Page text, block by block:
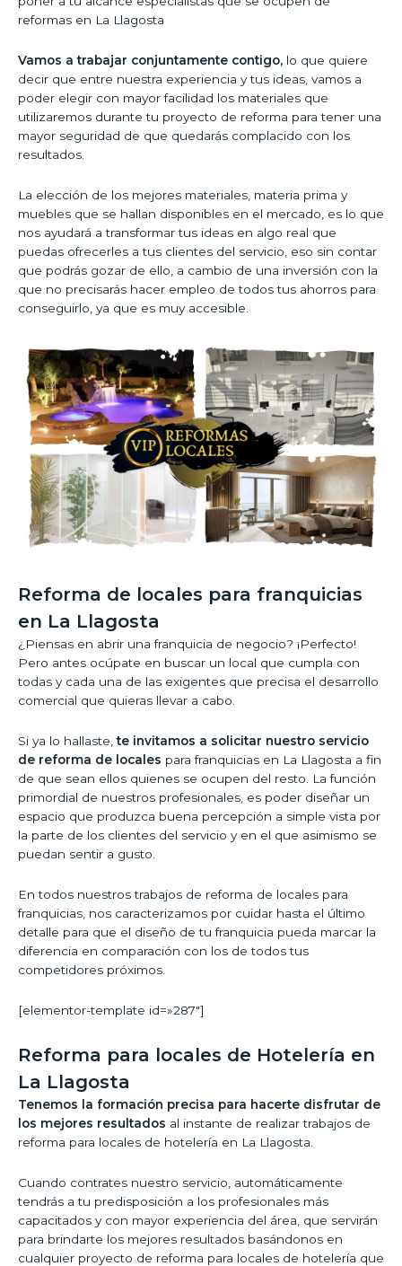
reformas en La Llagosta
Vamos a trabajar conjuntamente contigo, lo que quiere
decir que entre nuestra experiencia y tus ideas, vamos a
poder elegir con mayor facilidad los materiales que
utilizaremos durante tu proyecto de reforma para tener una
mayor seguridad de que quedarás complacido con los
resultados.
La elección de los mejores materiales, materia prima y
muebles que se hallan disponibles en el mercado, es lo que
nos ayudará a transformar tus ideas en algo real que
puedas ofrecerles a tus clientes del servicio, eso sin contar
que podrás gozar de ello, a cambio de una inversión con la
que no precisarás hacer empleo de todos tus ahorros para
conseguirlo, ya que es muy accesible.
Reforma de locales para franquicias
en La Llagosta
¿Piensas en abrir una franquicia de negocio? ¡Perfecto!
Pero antes ocúpate en buscar un local que cumpla con
todas y cada una de las exigentes que precisa el desarrollo
comercial que quieras llevar a cabo.
Si ya lo hallaste,te invitamos a solicitar nuestro servicio
de reforma de locales para franquicias en La Llagosta a fin
de que sean ellos quienes se ocupen del resto. La función
primordial de nuestros profesionales, es poder diseñar un
espacio que produzca buena percepción a simple vista por
la parte de los clientes del servicio y en el que asimismo se
puedan sentir a gusto.
En todos nuestros trabajos de reforma de locales para
franquicias, nos caracterizamos por cuidar hasta el último
detalle para que el diseño de tu franquicia pueda marcar la
diferencia en comparación con los de todos tus
competidores próximos.
[elementor-template id=»287″]
Reforma para locales de Hotelería en
La Llagosta
Tenemos la formación precisa para hacerte disfrutar de
los mejores resultados al instante de realizar trabajos de
reforma para locales de hotelería en La Llagosta.
Cuando contrates nuestro servicio, automáticamente
tendrás a tu predisposición a los profesionales más
capacitados y con mayor experiencia del área, que servirán
para brindarte los mejores resultados basándonos en
cualquier proyecto de reforma para locales de hotelería que